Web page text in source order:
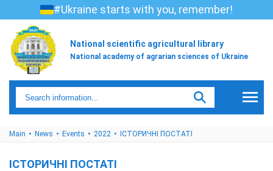
#Ukraine starts with you, remember!
National scientific agricultural library
National academy of agrarian sciences of Ukraine
Main News Events 2022 ІСТОРИЧНІ ПОСТАТІ
ІСТОРИЧНІ ПОСТАТІ